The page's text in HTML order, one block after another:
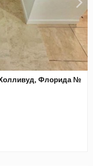
Флорида №